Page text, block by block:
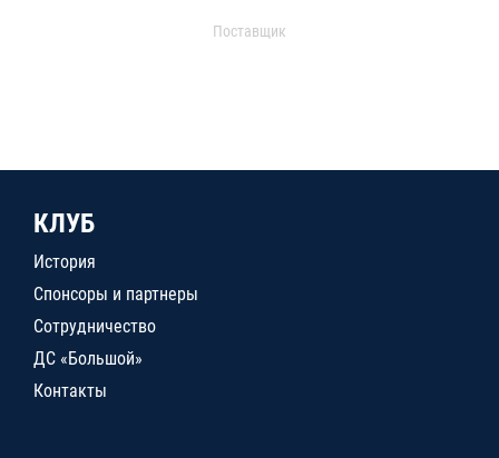
Поставщик
КЛУБ
История
Спонсоры и партнеры
Сотрудничество
ДС «Большой»
Контакты